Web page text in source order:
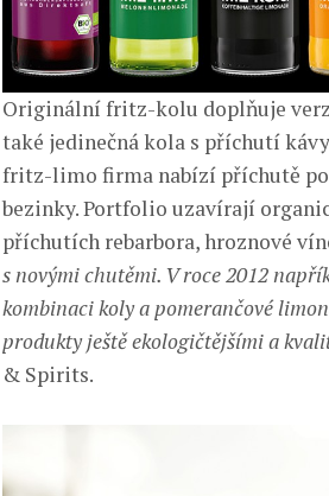
Originální fritz-kolu doplňuje
také jedinečná kola s příchutí
fritz-limo firma nabízí příchutě
bezinky. Portfolio uzavírají
příchutích rebarbora, hroznové
s novými chutěmi. V roce 2012
kombinaci koly a pomerančové
produkty ještě ekologičtějšími a
& Spirits.